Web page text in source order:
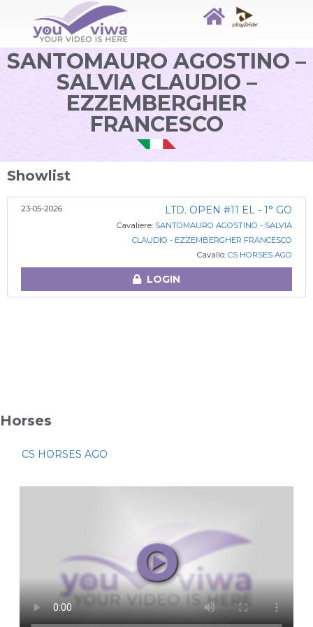
SANTOMAURO AGOSTINO –
SALVIA CLAUDIO –
EZZEMBERGHER
FRANCESCO
Showlist
23-05-2026 LTD. OPEN #11 EL - 1° GO
Cavaliere: SANTOMAURO AGOSTINO - SALVIA
CLAUDIO - EZZEMBERGHER FRANCESCO
Cavallo: CS HORSES AGO
LOGIN
Horses
CS HORSES AGO